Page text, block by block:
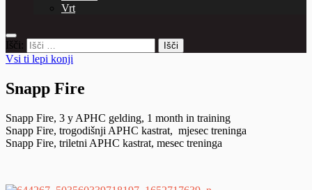
Vrt
Išči:
Vsi ti lepi konji
Snapp Fire
Snapp Fire, 3 y APHC gelding, 1 month in training
Snapp Fire, trogodišnji APHC kastrat, mjesec treninga
Snapp Fire, triletni APHC kastrat, mesec treninga